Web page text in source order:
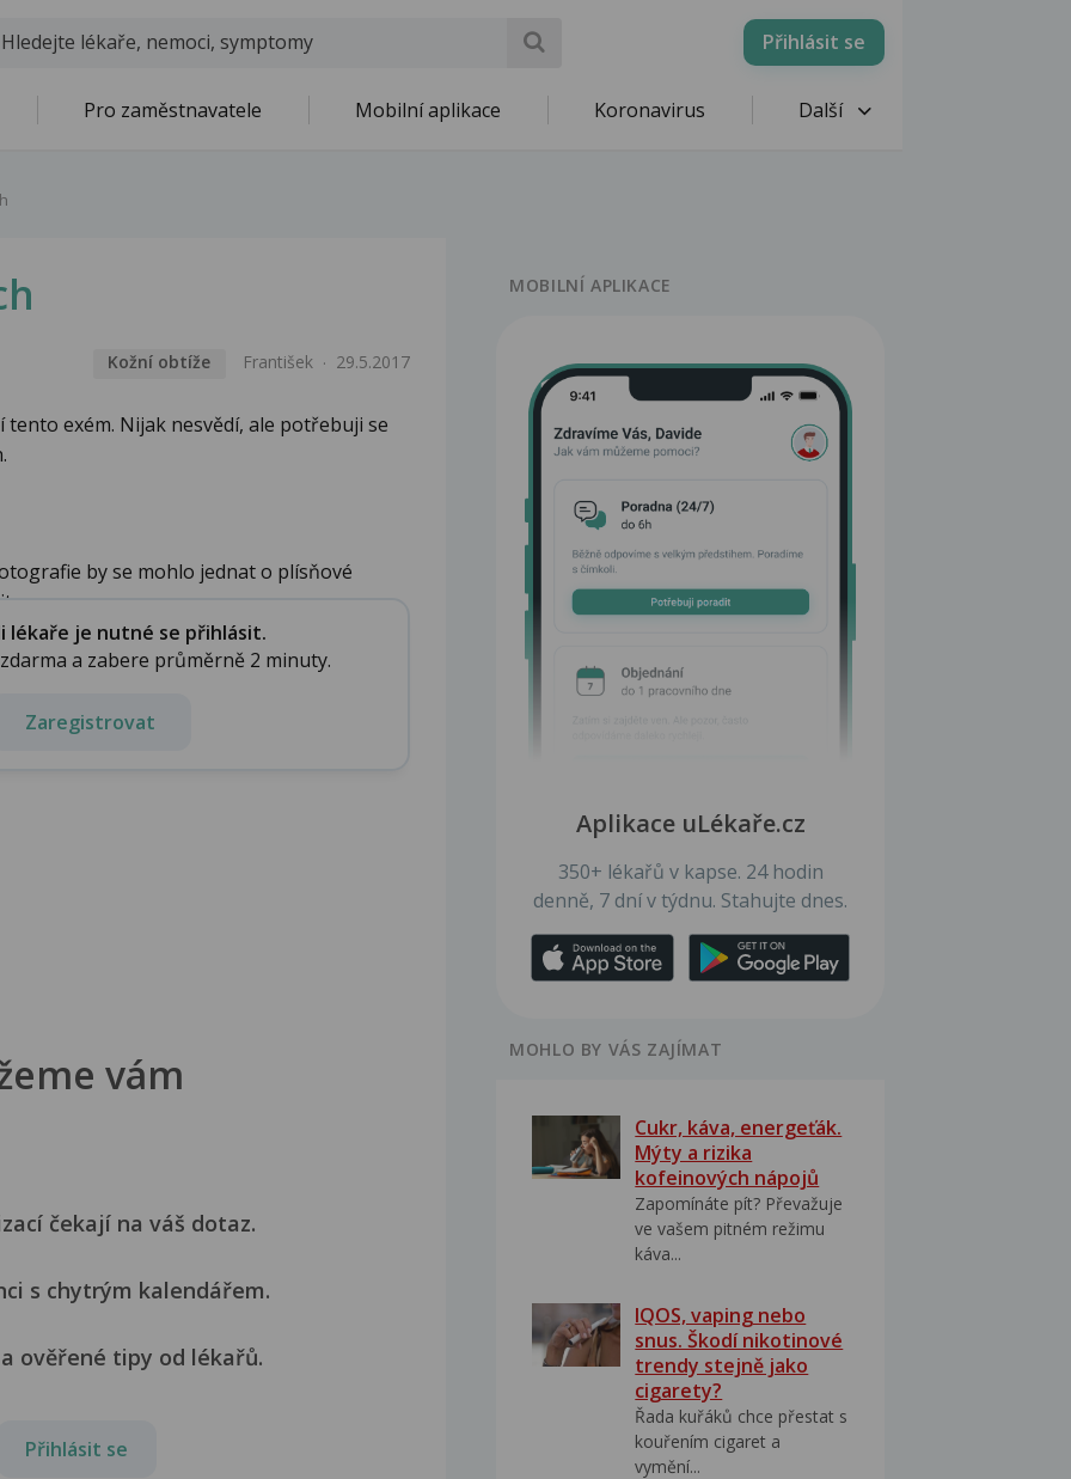
Přihlásit se
Pro zaměstnavatele Mobilní aplikace Koronavirus Další
Kožní obtíže František 29.5.2017
exém. Nijak nesvědí, ale potřebuji se
by se mohlo jednat o plísňové
lékaře je nutné se přihlásit.
a zabere průměrně 2 minuty.
Zaregistrovat
vám
čekají na váš dotaz.
s chytrým kalendářem.
ověřené tipy od lékařů.
Přihlásit se
MOBILNÍ APLIKACE
Aplikace uLékaře.cz
350+ lékařů v kapse. 24 hodin
denně, 7 dní v týdnu. Stahujte dnes.
MOHLO BY VÁS ZAJÍMAT
Cukr, káva, energeťák.
Mýty a rizika
kofeinových nápojů
Zapomínáte pít? Převažuje
ve vašem pitném režimu
káva...
IQOS, vaping nebo
snus. Škodí nikotinové
trendy stejně jako
cigarety?
Řada kuřáků chce přestat s
kouřením cigaret a
vymění...